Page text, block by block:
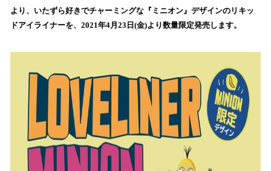
数
を
み
中
で
す
より、いたずら好きでチャーミングな『ミニオン』デザインのリキッ
ドアイライナーを、2021年4月23日(金)より数量限定発売します。